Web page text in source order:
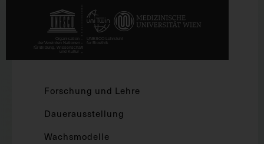
Forschung und Lehre
Dauerausstellung
Wachsmodelle